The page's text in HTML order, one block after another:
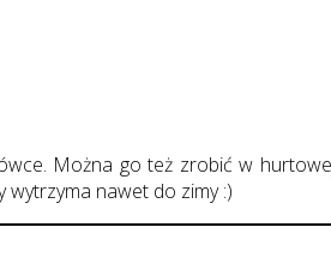
Można go też zrobić w
wytrzyma nawet do zimy :)